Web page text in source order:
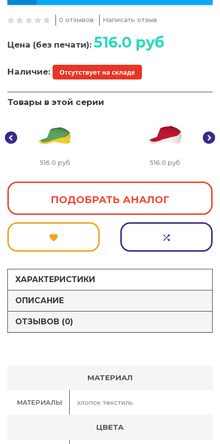
0 отзывов Написать отзыв
Цена (без печати): 516.0 руб
Наличие:
Товары в этой серии
516.0 руб 516.0 руб
ПОДОБРАТЬ АНАЛОГ
ХАРАКТЕРИСТИКИ
ОПИСАНИЕ
ОТЗЫВОВ (0)
МАТЕРИАЛ
МАТЕРИАЛЫ хлопок текстиль
ЦВЕТА